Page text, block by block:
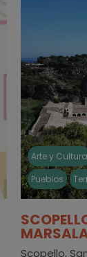
Arte y Cultura
Pueblos
Scopello,